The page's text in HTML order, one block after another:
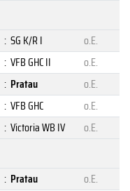
: SG K/R I
o.E.
: VFB GHC II
o.E.
: Pratau
o.E.
: VFB GHC
o.E.
: Victoria WB IV
o.E.
: Pratau
o.E.